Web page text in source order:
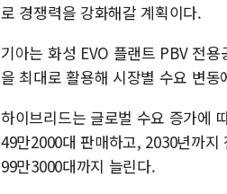
로 경쟁력을 강화해갈 계획이다.
기아는 화성 EVO 플랜트 PBV 전
을 최대로 활용해 시장별 수요 변
하이브리드는 글로벌 수요 증가에
49만2000대 판매하고, 2030년까
99만3000대까지 늘린다.